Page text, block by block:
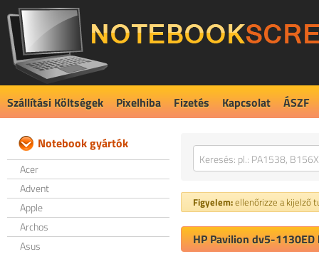
Szállítási Költségek Pixelhiba Fizetés Kapcsolat ÁSZF
Notebook gyártók
Acer
Advent
Apple
Archos
Asus
Figyelem:ellenőrizze a kijelző
HP Pavilion dv5-